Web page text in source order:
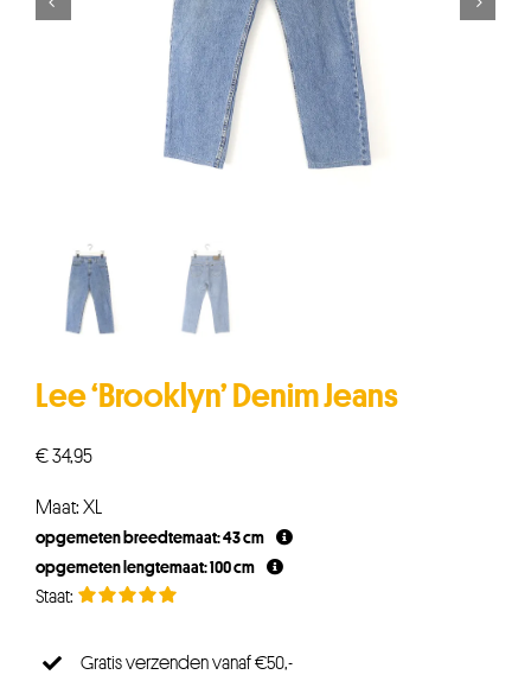
Lee ‘Brooklyn’ Denim Jeans
€34,95
Maat: XL
opgemeten breedtemaat: 43 cm
opgemeten lengtemaat: 100 cm
Gratis verzenden vanaf €50,-